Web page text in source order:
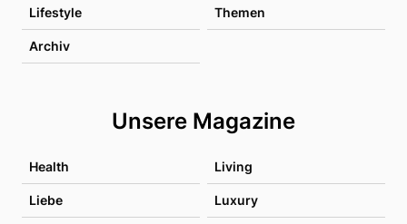
Lifestyle Themen
Archiv
Unsere Magazine
Health Living
Liebe Luxury